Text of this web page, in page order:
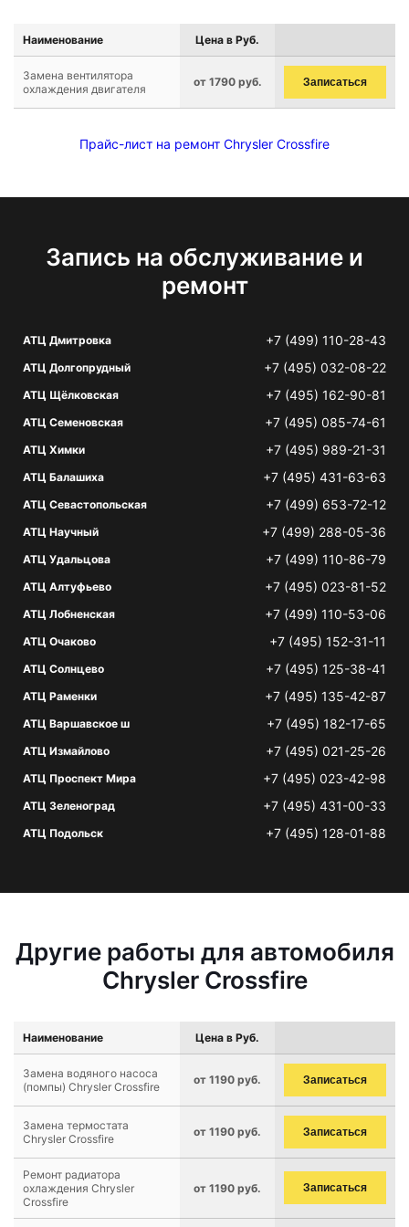
Наименование Цена в Руб.
Замена вентилятора
охлаждения двигателя
от 1790 руб. Записаться
Прайс-лист на ремонт Chrysler Crossfire
Запись на обслуживание и
ремонт
АТЦ Дмитровка +7 (499) 110-28-43
АТЦ Долгопрудный +7 (495) 032-08-22
АТЦ Щёлковская +7 (495) 162-90-81
АТЦ Семеновская +7 (495) 085-74-61
АТЦ Химки +7 (495) 989-21-31
АТЦ Балашиха +7 (495) 431-63-63
АТЦ Севастопольская +7 (499) 653-72-12
АТЦ Научный +7 (499) 288-05-36
АТЦ Удальцова +7 (499) 110-86-79
АТЦ Алтуфьево +7 (495) 023-81-52
АТЦ Лобненская +7 (499) 110-53-06
АТЦ Очаково +7 (495) 152-31-11
АТЦ Солнцево +7 (495) 125-38-41
АТЦ Раменки +7 (495) 135-42-87
АТЦ Варшавское ш +7 (495) 182-17-65
АТЦ Измайлово +7 (495) 021-25-26
АТЦ Проспект Мира +7 (495) 023-42-98
АТЦ Зеленоград +7 (495) 431-00-33
АТЦ Подольск +7 (495) 128-01-88
Другие работы для автомобиля
Chrysler Crossfire
Наименование Цена в Руб.
Замена водяного насоса
(помпы) Chrysler Crossfire
от 1190 руб. Записаться
Замена термостата
Chrysler Crossfire
от 1190 руб. Записаться
Ремонт радиатора
охлаждения Chrysler
Crossfire
от 1190 руб. Записаться